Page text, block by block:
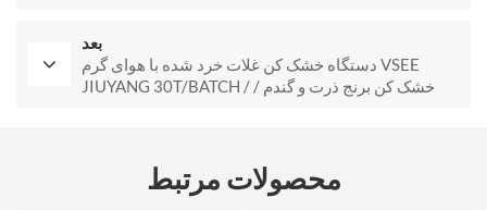
بعد
دستگاه خشک کن غلات خرد شده با هوای گرم VSEE
JIUYANG 30T/BATCH / خشک کن برنج ذرت و گندم /
محصولات مرتبط